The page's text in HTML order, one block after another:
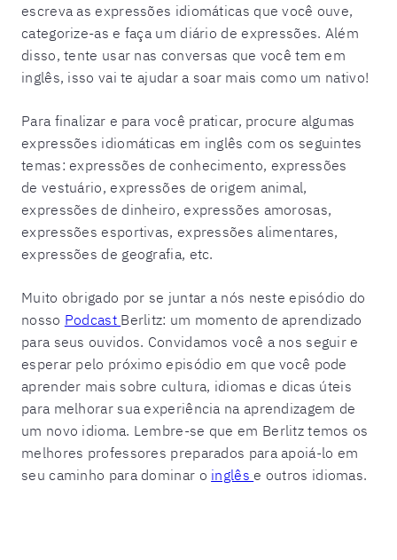
escreva as expressões idiomáticas que você ouve,
categorize-as e faça um diário de expressões. Além
disso, tente usar nas conversas que você tem em
inglês, isso vai te ajudar a soar mais como um nativo!
Para finalizar e para você praticar, procure algumas
expressões idiomáticas em inglês com os seguintes
temas: expressões de conhecimento, expressões
de vestuário, expressões de origem animal,
expressões de dinheiro, expressões amorosas,
expressões esportivas, expressões alimentares,
expressões de geografia, etc.
Muito obrigado por se juntar a nós neste episódio do
nosso Podcast Berlitz: um momento de aprendizado
para seus ouvidos. Convidamos você a nos seguir e
esperar pelo próximo episódio em que você pode
aprender mais sobre cultura, idiomas e dicas úteis
para melhorar sua experiência na aprendizagem de
um novo idioma. Lembre-se que em Berlitz temos os
melhores professores preparados para apoiá-lo em
seu caminho para dominar o inglês e outros idiomas.